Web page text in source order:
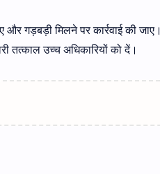
गड़बड़ी मिलने पर कार्रवाई की जाए।
तत्काल उच्च अधिकारियों को दें।